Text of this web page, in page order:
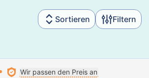
Sortieren Filtern
Wir passen den Preis an